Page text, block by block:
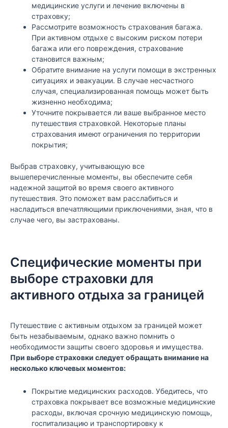
медицинские услуги и лечение включены в
страховку;
Рассмотрите возможность страхования багажа.
При активном отдыхе с высоким риском потери
багажа или его повреждения, страхование
становится важным;
Обратите внимание на услуги помощи в экстренных
ситуациях и эвакуации. В случае несчастного
случая, специализированная помощь может быть
жизненно необходима;
Уточните покрывается ли ваше выбранное место
путешествия страховкой. Некоторые планы
страхования имеют ограничения по территории
покрытия;
Выбрав страховку, учитывающую все
вышеперечисленные моменты, вы обеспечите себя
надежной защитой во время своего активного
путешествия. Это поможет вам расслабиться и
насладиться впечатляющими приключениями, зная, что в
случае чего, вы застрахованы.
Специфические моменты при
выборе страховки для
активного отдыха за границей
Путешествие с активным отдыхом за границей может
быть незабываемым, однако важно помнить о
необходимости защиты своего здоровья и имущества.
При выборе страховки следует обращать внимание на
несколько ключевых моментов:
Покрытие медицинских расходов. Убедитесь, что
страховка покрывает все возможные медицинские
расходы, включая срочную медицинскую помощь,
госпитализацию и транспортировку к